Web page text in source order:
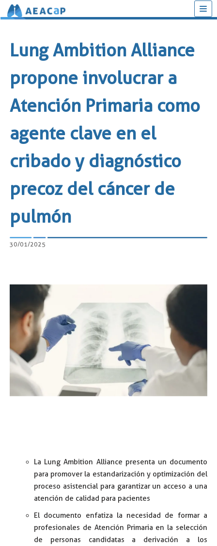
contenido
Lung Ambition Alliance
propone involucrar a
Atención Primaria como
agente clave en el
cribado y diagnóstico
precoz del cáncer de
pulmón
30/01/2025
La Lung Ambition Alliance presenta un documento
para promover la estandarización y optimización del
proceso asistencial para garantizar un acceso a una
atención de calidad para pacientes
El documento enfatiza la necesidad de formar a
profesionales de Atención Primaria en la selección
de personas candidatas a derivación a los